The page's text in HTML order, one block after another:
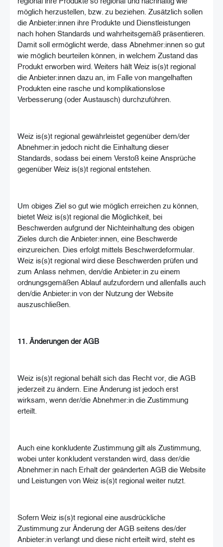
möglich herzustellen, bzw. zu beziehen. Zusätzlich sollen
die Anbieter:innen ihre Produkte und Dienstleistungen
nach hohen Standards und wahrheitsgemäß präsentieren.
Damit soll ermöglicht werde, dass Abnehmer:innen so gut
wie möglich beurteilen können, in welchem Zustand das
Produkt erworben wird. Weiters hält Weiz is(s)t regional
die Anbieter:innen dazu an, im Falle von mangelhaften
Produkten eine rasche und komplikationslose
Verbesserung (oder Austausch) durchzuführen.
Weiz is(s)t regional gewährleistet gegenüber dem/der
Abnehmer:in jedoch nicht die Einhaltung dieser
Standards, sodass bei einem Verstoß keine Ansprüche
gegenüber Weiz is(s)t regional entstehen.
Um obiges Ziel so gut wie möglich erreichen zu können,
bietet Weiz is(s)t regional die Möglichkeit, bei
Beschwerden aufgrund der Nichteinhaltung des obigen
Zieles durch die Anbieter:innen, eine Beschwerde
einzureichen. Dies erfolgt mittels Beschwerdeformular.
Weiz is(s)t regional wird diese Beschwerden prüfen und
zum Anlass nehmen, den/die Anbieter:in zu einem
ordnungsgemäßen Ablauf aufzufordern und allenfalls auch
den/die Anbieter:in von der Nutzung der Website
auszuschließen.
11. Änderungen der AGB
Weiz is(s)t regional behält sich das Recht vor, die AGB
jederzeit zu ändern. Eine Änderung ist jedoch erst
wirksam, wenn der/die Abnehmer:in die Zustimmung
erteilt.
Auch eine konkludente Zustimmung gilt als Zustimmung,
wobei unter konkludent verstanden wird, dass der/die
Abnehmer:in nach Erhalt der geänderten AGB die Website
und Leistungen von Weiz is(s)t regional weiter nutzt.
Sofern Weiz is(s)t regional eine ausdrückliche
Zustimmung zur Änderung der AGB seitens des/der
Anbieter:in verlangt und diese nicht erteilt wird, steht es